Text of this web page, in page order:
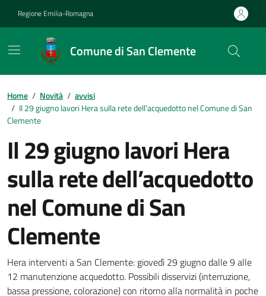
Regione Emilia-Romagna
Comune di San Clemente
Contenuti in evidenza
Home / Novità / avvisi
/ Il 29 giugno lavori Hera sulla rete dell’acquedotto nel Comune di San
Clemente
Il 29 giugno lavori Hera
sulla rete dell’acquedotto
nel Comune di San
Clemente
Dettagli della notizia
Hera interventi a San Clemente: giovedì 29 giugno dalle 9 alle
12 manutenzione acquedotto. Possibili disservizi (interruzione,
bassa pressione, colorazione) con ritorno alla normalità in poche